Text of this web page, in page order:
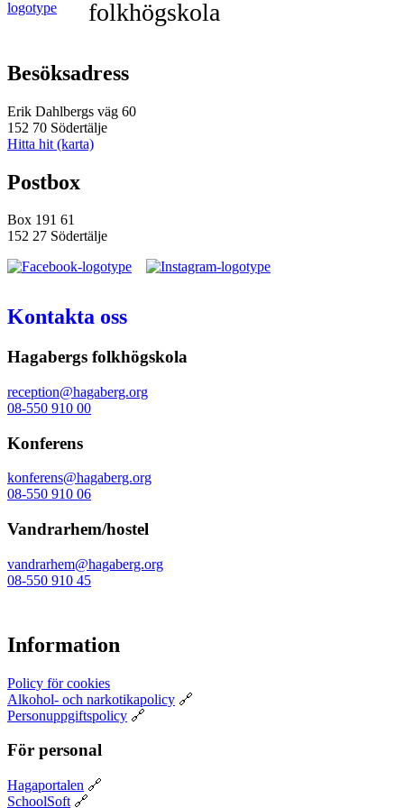
main
folkhögskola
Besöksadress
Erik Dahlbergs väg 60
152 70 Södertälje
Hitta hit (karta)
Postbox
Box 191 61
152 27 Södertälje
Kontakta oss
Hagabergs folkhögskola
reception@hagaberg.org
08-550 910 00
Konferens
konferens@hagaberg.org
08-550 910 06
Vandrarhem/hostel
vandrarhem@hagaberg.org
08-550 910 45
Information
Policy för cookies
Alkohol- och narkotikapolicy 🔗
Personuppgiftspolicy 🔗
För personal
Hagaportalen 🔗
SchoolSoft 🔗